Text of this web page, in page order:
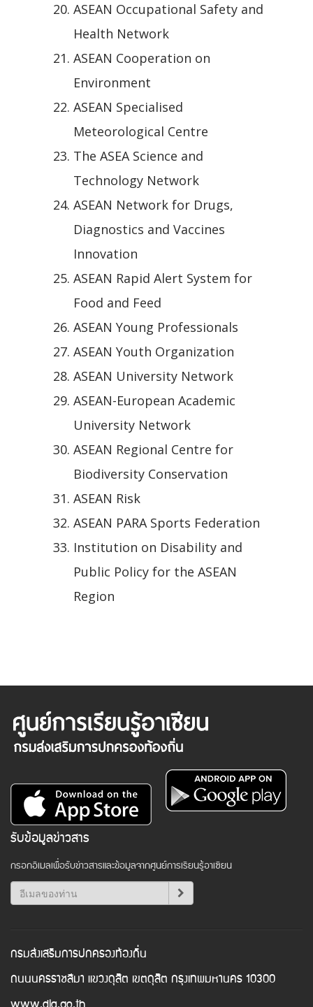
ASEAN Occupational Safety and
Health Network
ASEAN Cooperation on
Environment
ASEAN Specialised
Meteorological Centre
The ASEA Science and
Technology Network
ASEAN Network for Drugs,
Diagnostics and Vaccines
Innovation
ASEAN Rapid Alert System for
Food and Feed
ASEAN Young Professionals
ASEAN Youth Organization
ASEAN University Network
ASEAN-European Academic
University Network
ASEAN Regional Centre for
Biodiversity Conservation
ASEAN Risk
ASEAN PARA Sports Federation
Institution on Disability and
Public Policy for the ASEAN
Region
รับข้อมูลข่าวสาร
กรอกอีเมลเพื่อรับข่าวสารและข้อมูลจากศูนย์การเรียนรู้อาเซียน
กรมส่งเสริมการปกครองท้องถิ่น
ถนนนครราชสีมา แขวงดุสิต เขตดุสิต กรุงเทพมหานคร 10300